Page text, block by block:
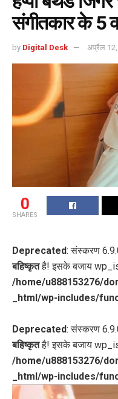
संगीतकार के 5
by Digital Desk अप्रैल
0
SHARES
Deprecated: संस्करण
बहिष्कृतहै! इसके बजाय
/home/u888153276/
_html/wp-includes/
Deprecated: संस्करण
बहिष्कृतहै! इसके बजाय
/home/u888153276/
_html/wp-includes/